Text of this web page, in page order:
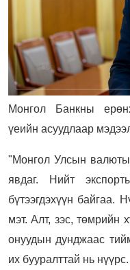
Монгол Банкны
үеийн асуудлаар
"Монгол Улсын
явдаг. Нийт
бүтээгдэхүүн байгаа.
мэт. Алт, зэс, төмрийн
онуудын дунджаас
их бууралттай нь нүүрс.